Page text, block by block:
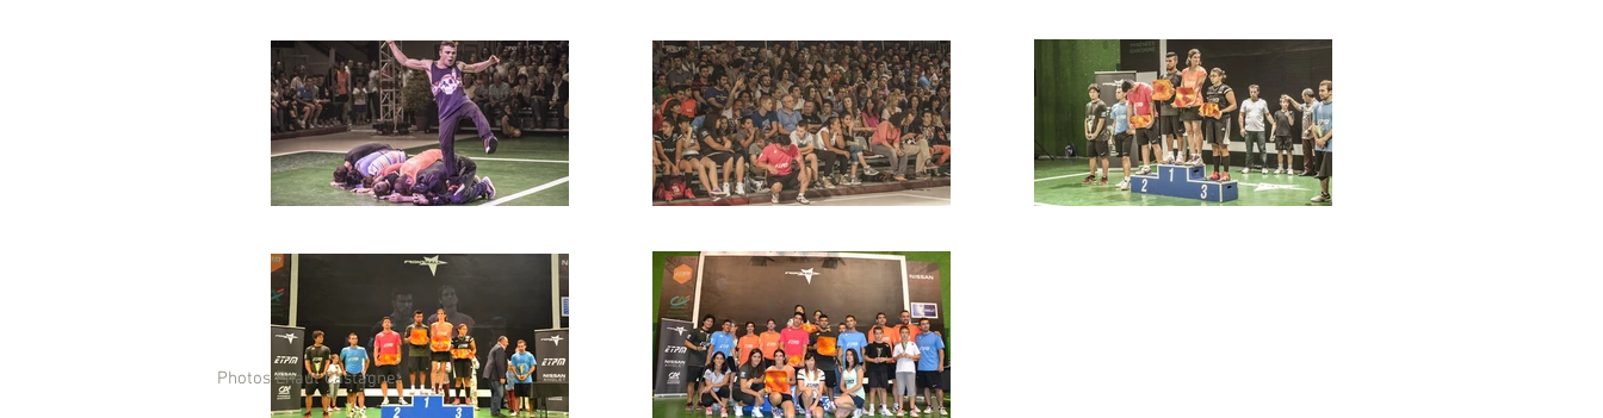
Photos Enaut Castagnet